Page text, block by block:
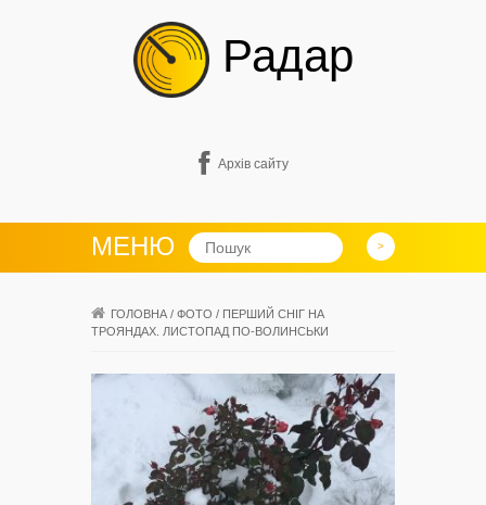
Радар
Архів сайту
МЕНЮ
ГОЛОВНА / ФОТО / ПЕРШИЙ СНІГ НА
ТРОЯНДАХ. ЛИСТОПАД ПО-ВОЛИНСЬКИ